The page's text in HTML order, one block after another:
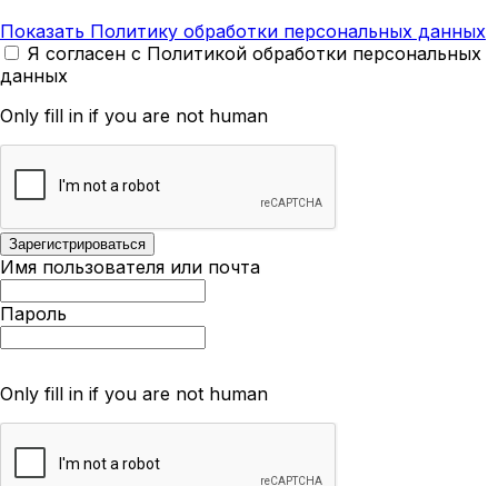
Показать Политику обработки персональных данных
Я согласен с Политикой обработки персональных
данных
Only fill in if you are not human
Имя пользователя или почта
Пароль
Only fill in if you are not human